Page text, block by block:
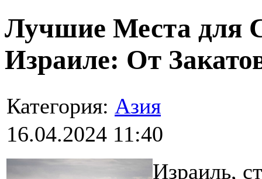
Лучшие Места для
Израиле: От
Категория: Азия
16.04.2024 11:40
Израиль,